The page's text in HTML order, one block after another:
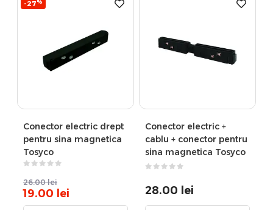
-27%
Conector electric drept
pentru sina magnetica
Tosyco
26.00 lei
19.00 lei
Conector electric +
cablu + conector pentru
sina magnetica Tosyco
28.00 lei